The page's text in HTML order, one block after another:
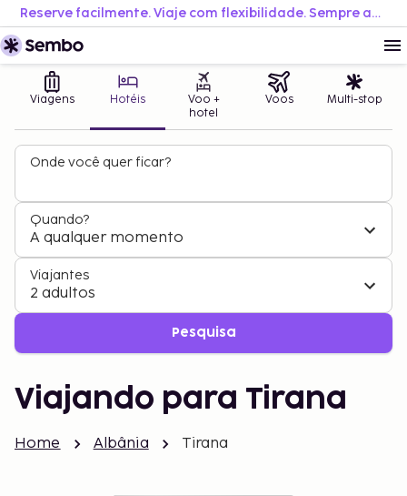
Reserve facilmente. Viaje com flexibilidade. Sempre ao melhor preço.
Viagens Hotéis
Voo +
hotel
Voos Multi-stop
Onde você quer ficar?
Quando?
A qualquer momento
Viajantes
2 adultos
Pesquisa
Viajando para Tirana
Home Albânia Tirana